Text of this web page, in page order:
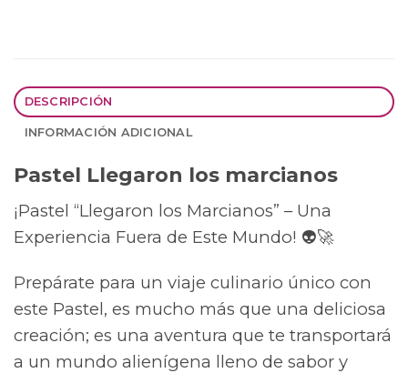
DESCRIPCIÓN
INFORMACIÓN ADICIONAL
Pastel Llegaron los marcianos
¡Pastel “Llegaron los Marcianos” – Una
Experiencia Fuera de Este Mundo! 👽🚀
Prepárate para un viaje culinario único con
este Pastel, es mucho más que una deliciosa
creación; es una aventura que te transportará
a un mundo alienígena lleno de sabor y